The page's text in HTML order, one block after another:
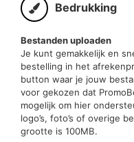
Bedrukking
Bestanden uploaden
Je kunt gemakkelijk en
bestelling in het
button waar je jouw
voor gekozen dat
mogelijk om hier
logo’s, foto’s of overige
grootte is 100MB.